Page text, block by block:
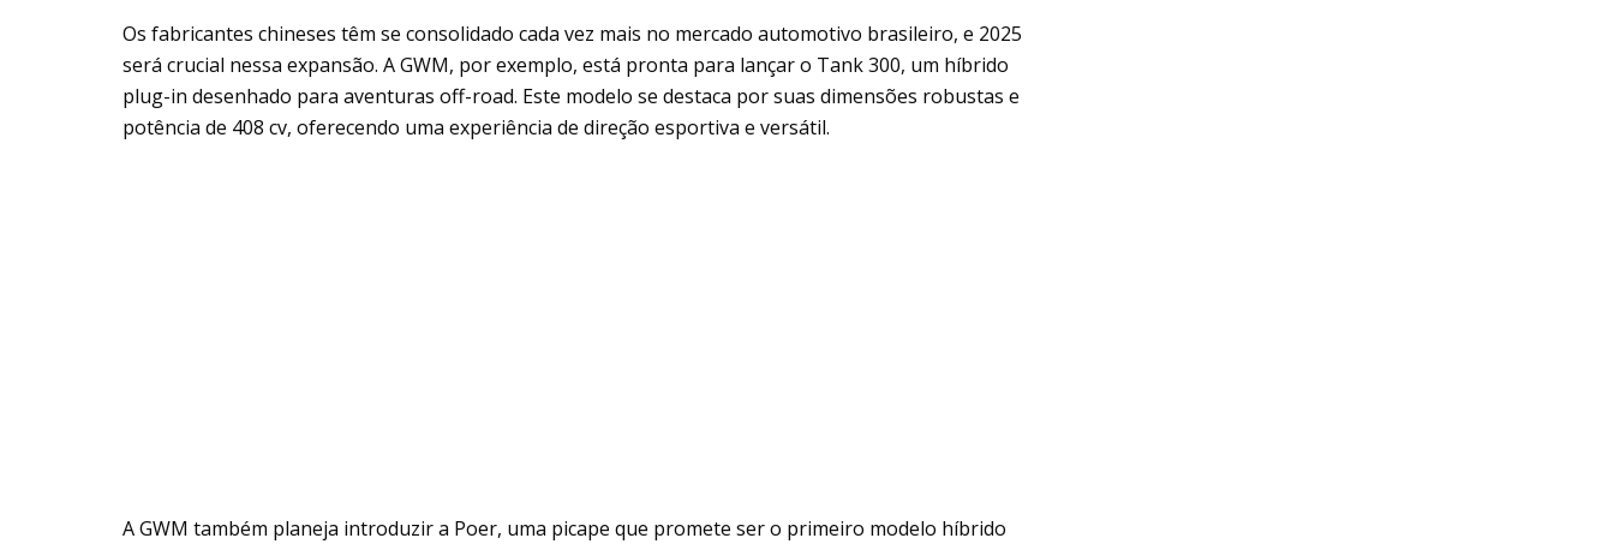
Os fabricantes chineses têm se consolidado cada vez mais no mercado automotivo brasileiro, e 2025
será crucial nessa expansão. A GWM, por exemplo, está pronta para lançar o Tank 300, um híbrido
plug-in desenhado para aventuras off-road. Este modelo se destaca por suas dimensões robustas e
potência de 408 cv, oferecendo uma experiência de direção esportiva e versátil.
A GWM também planeja introduzir a Poer, uma picape que promete ser o primeiro modelo híbrido